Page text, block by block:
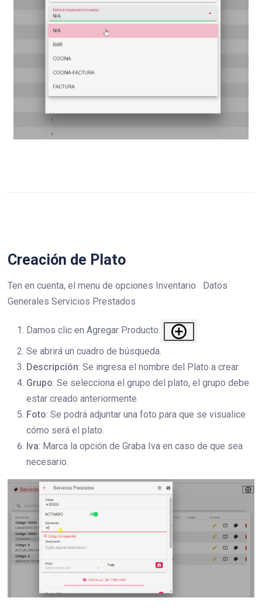
Creación de Plato
Ten en cuenta, el menu de opciones Inventario Datos
Generales Servicios Prestados
Damos clic en Agregar Producto.
Se abrirá un cuadro de búsqueda.
Descripción: Se ingresa el nombre del Plato a crear.
Grupo: Se selecciona el grupo del plato, el grupo debe
estar creado anteriormente.
Foto: Se podrá adjuntar una foto para que se visualice
cómo será el plato.
Iva: Marca la opción de Graba Iva en caso de que sea
necesario.